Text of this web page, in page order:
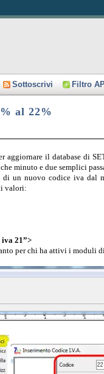
Sottoscrivi Filtro
al 22%
aggiornare il database di
minuto e due semplici
di un nuovo codice iva dal
valori:
iva 21”>
per chi ha attivi i moduli